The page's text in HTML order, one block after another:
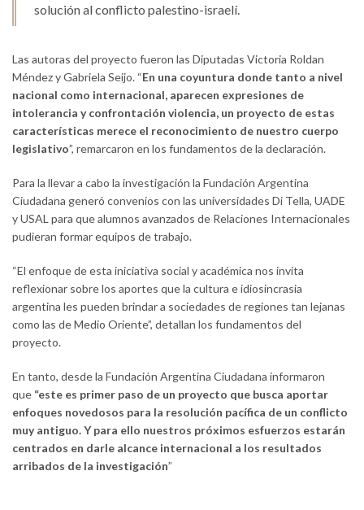
solución al conflicto palestino-israelí.
Las autoras del proyecto fueron las Diputadas Victoria Roldan
Méndez y Gabriela Seijo. “En una coyuntura donde tanto a nivel
nacional como internacional, aparecen expresiones de
intolerancia y confrontación violencia, un proyecto de estas
características merece el reconocimiento de nuestro cuerpo
legislativo”, remarcaron en los fundamentos de la declaración.
Para la llevar a cabo la investigación la Fundación Argentina
Ciudadana generó convenios con las universidades Di Tella, UADE
y USAL para que alumnos avanzados de Relaciones Internacionales
pudieran formar equipos de trabajo.
“El enfoque de esta iniciativa social y académica nos invita
reflexionar sobre los aportes que la cultura e idiosincrasia
argentina les pueden brindar a sociedades de regiones tan lejanas
como las de Medio Oriente”, detallan los fundamentos del
proyecto.
En tanto, desde la Fundación Argentina Ciudadana informaron
que “este es primer paso de un proyecto que busca aportar
enfoques novedosos para la resolución pacífica de un conflicto
muy antiguo. Y para ello nuestros próximos esfuerzos estarán
centrados en darle alcance internacional a los resultados
arribados de la investigación”